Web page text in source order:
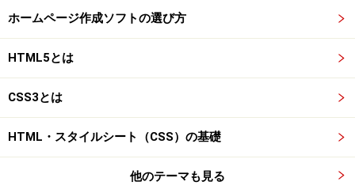
それでは、新規にFacebookページを作成する方法を順に
見ていきましょう
※記事内容は執筆時点のものです。最新の内容をご確認くださ
※OSやアプリ、ソフトのバージョンによっては画面表示、操作方
法が異なる可能性があります。
ホームページ作成ソフトの選び方
HTML5とは
CSS3とは
HTML・スタイルシート（CSS）の基礎
他のテーマも見る